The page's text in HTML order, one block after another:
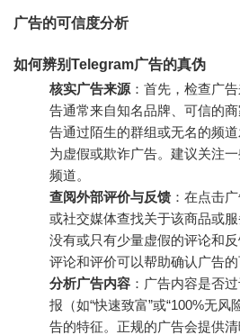
广告的可信度分析
如何辨别Telegram广告的真伪
核实广告来源 ：首先，检查广
告通常来自知名品牌、可信的
告通过陌生的群组或无名的频
为虚假或欺诈广告。建议关注
频道。
查阅外部评价与反馈 ：在点击
或社交媒体查找关于该商品或
没有或只有少量虚假的评论和
评论和评价可以帮助确认广告的
分析广告内容 ：广告内容是否
报（如“快速致富”或“100%无风
告的特征。正规的广告会提供